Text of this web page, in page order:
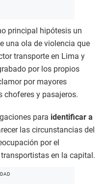
principal hipótesis un
una ola de violencia que
transporte en Lima y
por los propios
por mayores
choferes y pasajeros.
para identificar a
las circunstancias del
por el
en la capital.